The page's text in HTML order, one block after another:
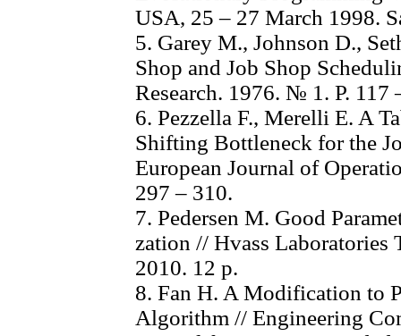
USA, 25 – 27 March 1998.
5. Garey M., Johnson D.,
Shop and Job Shop
Research. 1976. № 1. Р. 117
6. Pezzella F., Merelli E. A
Shifting Bottleneck for the
European Journal of
297 – 310.
7. Pedersen M. Good
zation // Hvass Laboratories
2010. 12 р.
8. Fan H. A Modification to
Algorithm // Engineering